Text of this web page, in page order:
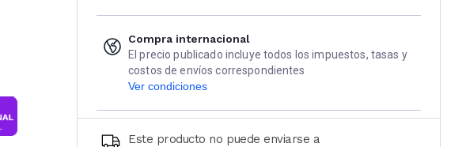
Compra internacional
El precio publicado incluye todos los impuestos, tasas y
costos de envíos correspondientes
Ver condiciones
Este producto no puede enviarse a